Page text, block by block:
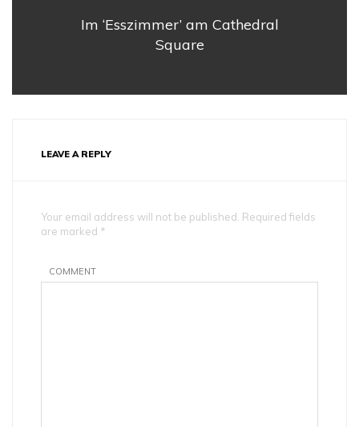
Im ‘Esszimmer’ am Cathedral
Square
LEAVE A REPLY
Your email address will not be published. Required fields
are marked *
COMMENT